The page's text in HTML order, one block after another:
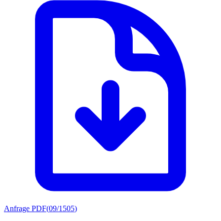
Anfrage PDF(09/1505)